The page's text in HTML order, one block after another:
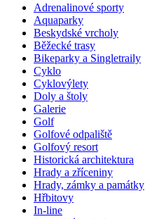
Adrenalinové sporty
Aquaparky
Beskydské vrcholy
Běžecké trasy
Bikeparky a Singletraily
Cyklo
Cyklovýlety
Doly a štoly
Galerie
Golf
Golfové odpaliště
Golfový resort
Historická architektura
Hrady a zříceniny
Hrady, zámky a památky
Hřbitovy
In-line